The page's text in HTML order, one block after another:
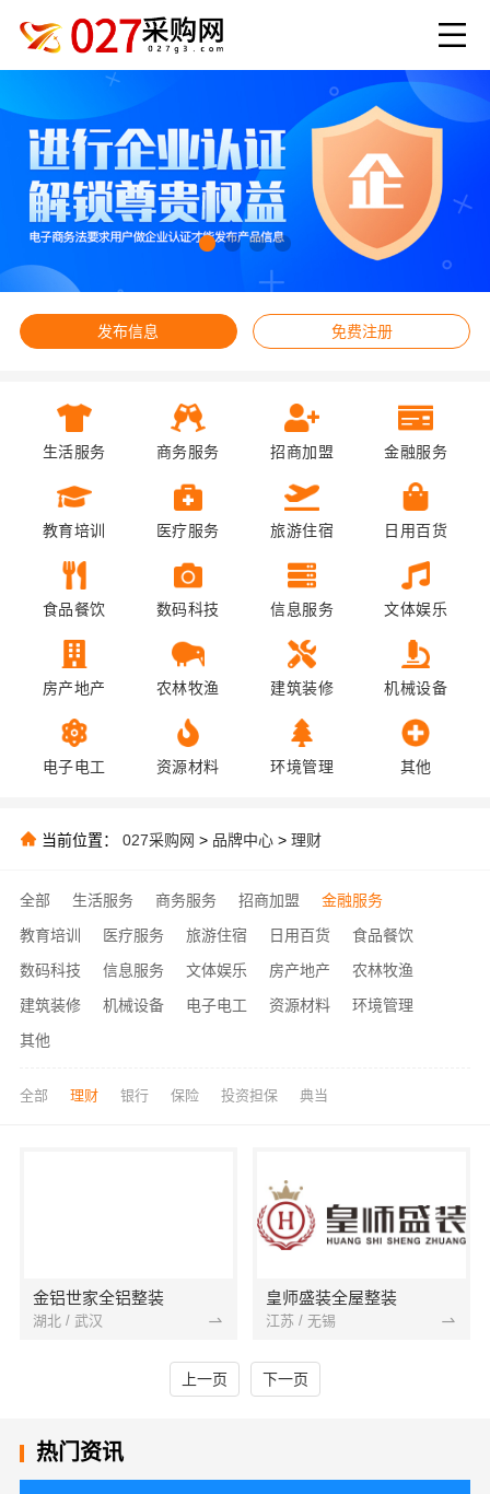
发布信息 免费注册
生活服务 商务服务 招商加盟 金融服务
教育培训 医疗服务 旅游住宿 日用百货
食品餐饮 数码科技 信息服务 文体娱乐
房产地产 农林牧渔 建筑装修 机械设备
电子电工 资源材料 环境管理 其他
当前位置： 027采购网 > 品牌中心 > 理财
全部 生活服务 商务服务 招商加盟
金融服务
教育培训
医疗服务 旅游住宿 日用百货
食品餐饮
数码科技
信息服务 文体娱乐 房产地产
农林牧渔
建筑装修
机械设备 电子电工 资源材料
环境管理
其他
全部 理财 银行 保险 投资担保 典当
金铝世家全铝整装
湖北 / 武汉
皇师盛装全屋整装
江苏 / 无锡
上一页 下一页
热门资讯